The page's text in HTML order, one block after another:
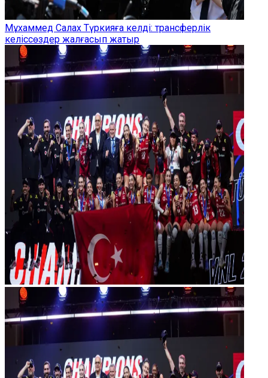
Мұхаммед Салах Түркияға келді: трансферлік
келіссөздер жалғасып жатыр